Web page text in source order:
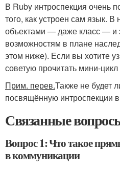
В Ruby интроспекция очень
того, как устроен сам язык. В
объектами — даже класс — и
возможностям в плане
этом ниже). Если вы хотите
советую прочитать мини-цикл
Прим. перев.Также не будет
посвящённую интроспекции
Связанные
Вопрос 1: Что такое
в коммуникации